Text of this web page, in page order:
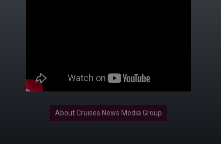
About Cruises News Media Group